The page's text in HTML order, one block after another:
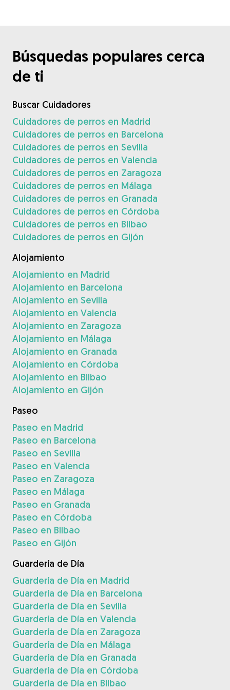
Búsquedas populares cerca
de ti
Buscar Cuidadores
Cuidadores de perros en Madrid
Cuidadores de perros en Barcelona
Cuidadores de perros en Sevilla
Cuidadores de perros en Valencia
Cuidadores de perros en Zaragoza
Cuidadores de perros en Málaga
Cuidadores de perros en Granada
Cuidadores de perros en Córdoba
Cuidadores de perros en Bilbao
Cuidadores de perros en Gijón
Alojamiento
Alojamiento en Madrid
Alojamiento en Barcelona
Alojamiento en Sevilla
Alojamiento en Valencia
Alojamiento en Zaragoza
Alojamiento en Málaga
Alojamiento en Granada
Alojamiento en Córdoba
Alojamiento en Bilbao
Alojamiento en Gijón
Paseo
Paseo en Madrid
Paseo en Barcelona
Paseo en Sevilla
Paseo en Valencia
Paseo en Zaragoza
Paseo en Málaga
Paseo en Granada
Paseo en Córdoba
Paseo en Bilbao
Paseo en Gijón
Guardería de Día
Guardería de Día en Madrid
Guardería de Día en Barcelona
Guardería de Día en Sevilla
Guardería de Día en Valencia
Guardería de Día en Zaragoza
Guardería de Día en Málaga
Guardería de Día en Granada
Guardería de Día en Córdoba
Guardería de Día en Bilbao